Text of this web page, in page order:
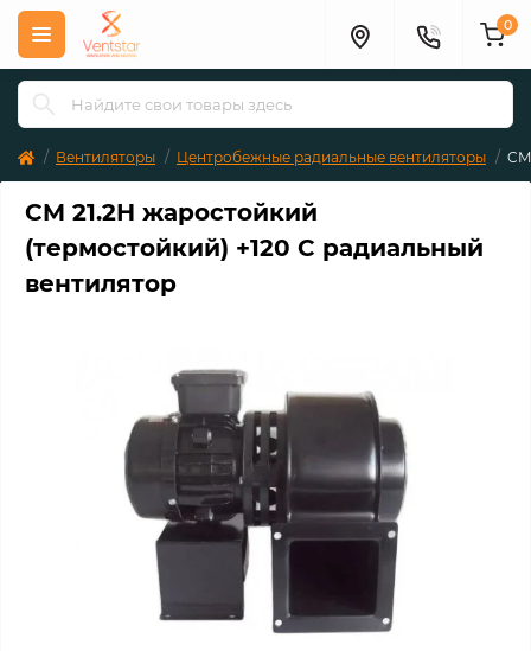
0
Вентиляторы Центробежные радиальные вентиляторы
CM 21.2H жаростойкий
(термостойкий) +120 С радиальный
вентилятор